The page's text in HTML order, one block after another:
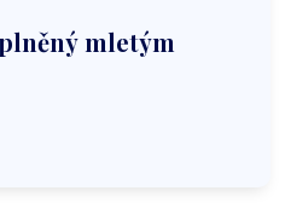
mletým